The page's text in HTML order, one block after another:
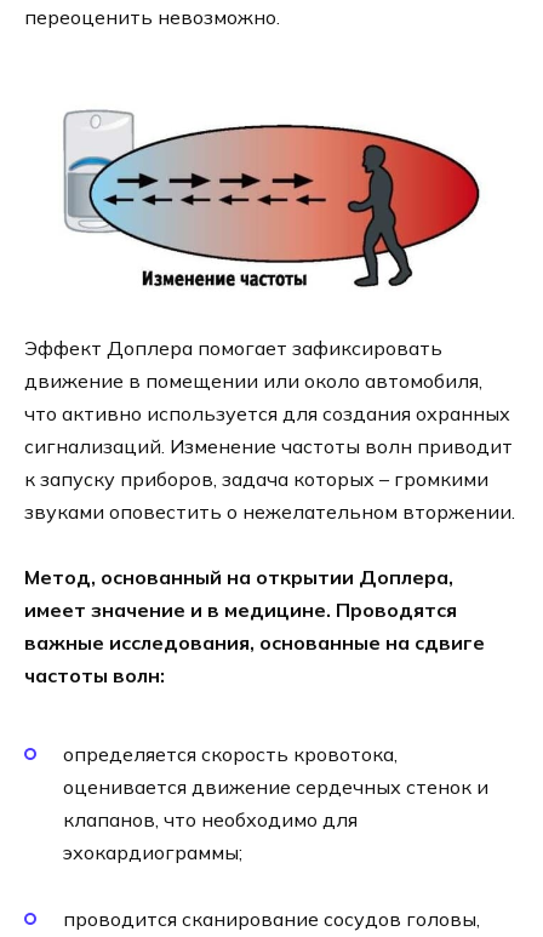
переоценить невозможно.
Эффект Доплера помогает зафиксировать
движение в помещении или около автомобиля,
что активно используется для создания охранных
сигнализаций. Изменение частоты волн приводит
к запуску приборов, задача которых – громкими
звуками оповестить о нежелательном вторжении.
Метод, основанный на открытии Доплера,
имеет значение и в медицине. Проводятся
важные исследования, основанные на сдвиге
частоты волн:
определяется скорость кровотока,
оценивается движение сердечных стенок и
клапанов, что необходимо для
эхокардиограммы;
проводится сканирование сосудов головы,